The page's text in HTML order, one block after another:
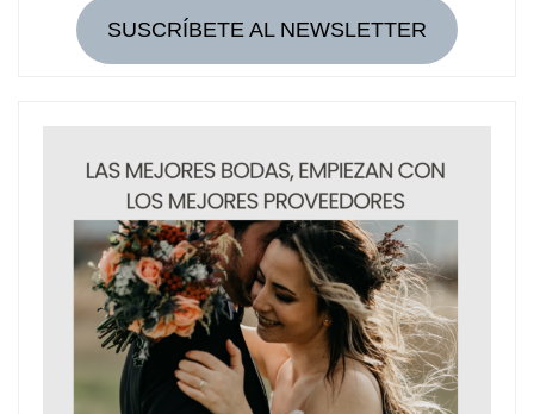
SUSCRÍBETE AL NEWSLETTER